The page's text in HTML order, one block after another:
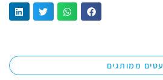
עטים ממותגים